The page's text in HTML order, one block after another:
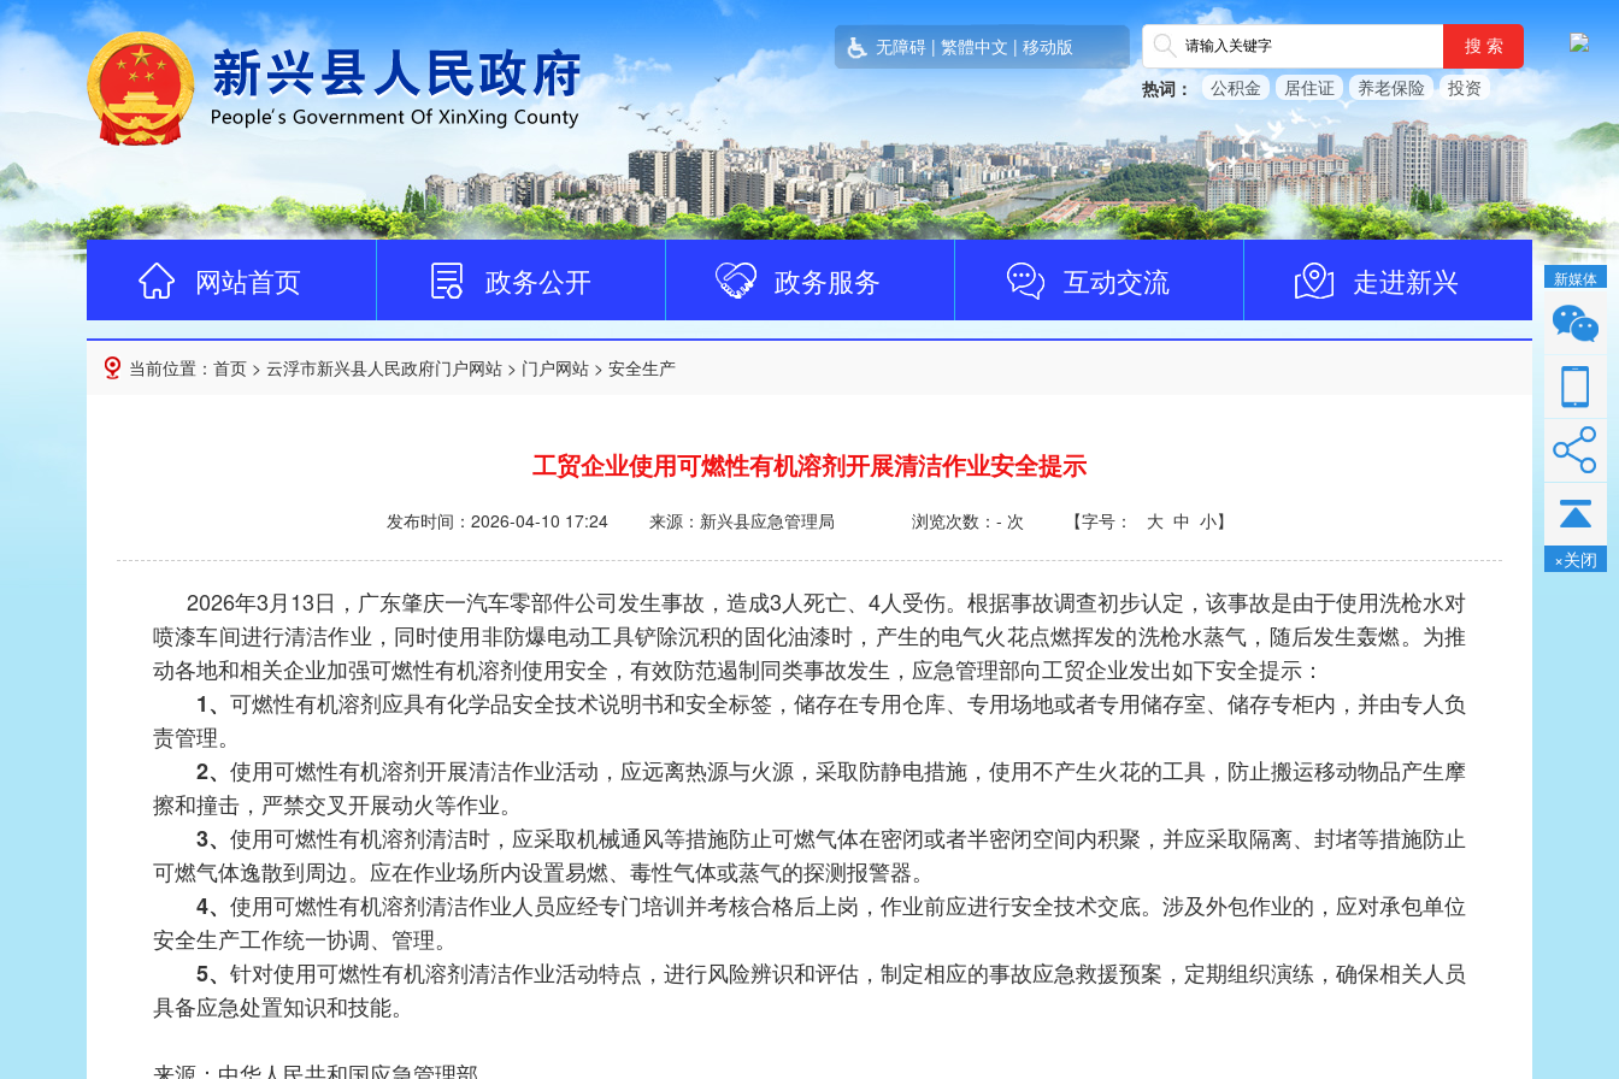
无障碍 | 繁體中文 | 移动版 搜 索
热词： 公积金 居住证 养老保险 投资
网站首页 政务公开 政务服务 互动交流 走进新兴
当前位置： 首页 > 云浮市新兴县人民政府门户网站 > 门户网站 > 安全生产
工贸企业使用可燃性有机溶剂开展清洁作业安全提示
发布时间： 2026-04-10 17:24 来源：新兴县应急管理局 浏览次数： - 次 【字号： 大 中 小】
2026年3月13日，广东肇庆一汽车零部件公司发生事故，造成3人死亡、4人受伤。根据事故调查初步认定，该事故是由于使用洗枪水对
喷漆车间进行清洁作业，同时使用非防爆电动工具铲除沉积的固化油漆时，产生的电气火花点燃挥发的洗枪水蒸气，随后发生轰燃。为推
动各地和相关企业加强可燃性有机溶剂使用安全，有效防范遏制同类事故发生，应急管理部向工贸企业发出如下安全提示：
1、 可燃性有机溶剂应具有化学品安全技术说明书和安全标签，储存在专用仓库、专用场地或者专用储存室、储存专柜内，并由专人负
责管理。
2、 使用可燃性有机溶剂开展清洁作业活动，应远离热源与火源，采取防静电措施，使用不产生火花的工具，防止搬运移动物品产生摩
擦和撞击，严禁交叉开展动火等作业。
3、 使用可燃性有机溶剂清洁时，应采取机械通风等措施防止可燃气体在密闭或者半密闭空间内积聚，并应采取隔离、封堵等措施防止
可燃气体逸散到周边。应在作业场所内设置易燃、毒性气体或蒸气的探测报警器。
4、 使用可燃性有机溶剂清洁作业人员应经专门培训并考核合格后上岗，作业前应进行安全技术交底。涉及外包作业的，应对承包单位
安全生产工作统一协调、管理。
5、 针对使用可燃性有机溶剂清洁作业活动特点，进行风险辨识和评估，制定相应的事故应急救援预案，定期组织演练，确保相关人员
具备应急处置知识和技能。
新媒体
×关闭